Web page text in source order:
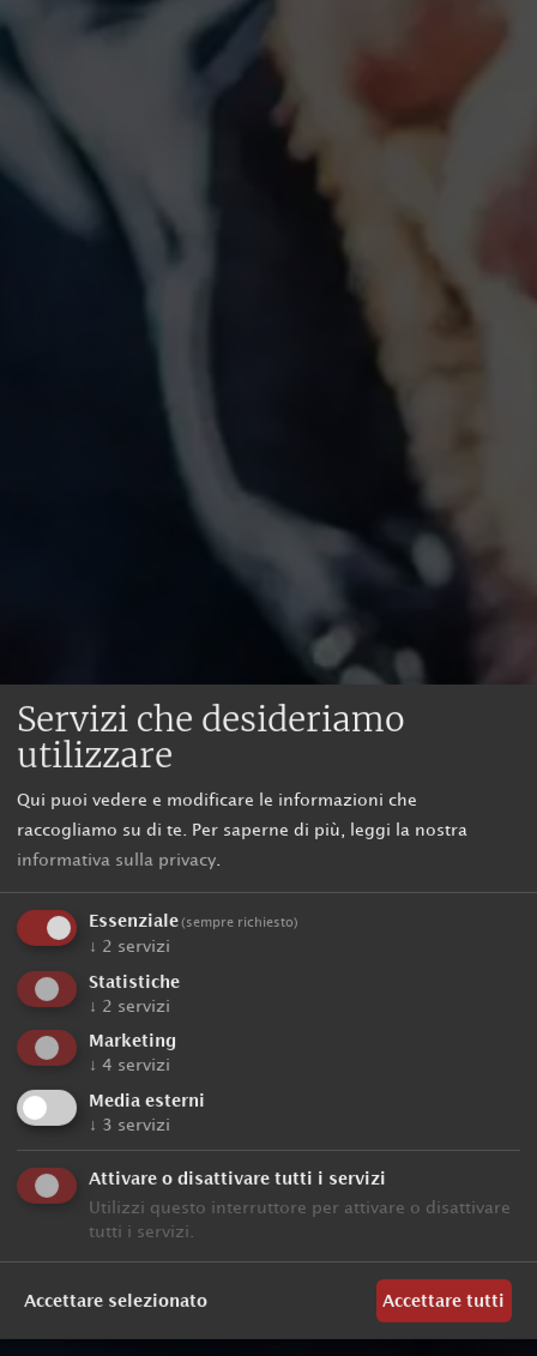
Servizi che desideriamo
utilizzare
Qui puoi vedere e modificare le informazioni che
raccogliamo su di te.
Per saperne di più, leggi la nostra
informativa sulla privacy
Essenziale (sempre richiesto)
↓ 2 servizi
Statistiche
↓
2 servizi
Marketing
↓ 4 servizi
Media esterni
↓ 3 servizi
Attivare o disattivare tutti i servizi
Utilizzi questo interruttore per attivare o disattivare
tutti i servizi.
Accettare selezionato Accettare tutti